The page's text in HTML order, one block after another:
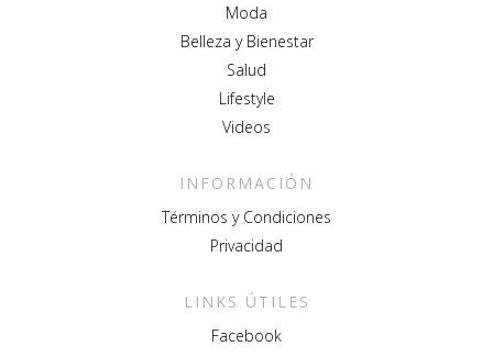
Moda
Belleza y Bienestar
Salud
Lifestyle
Videos
INFORMACIÓN
Términos y Condiciones
Privacidad
LINKS ÚTILES
Facebook